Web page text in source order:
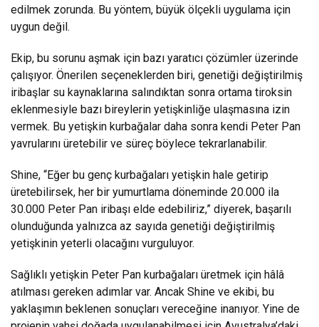
edilmek zorunda. Bu yöntem, büyük ölçekli uygulama için
uygun değil.
Ekip, bu sorunu aşmak için bazı yaratıcı çözümler üzerinde
çalışıyor. Önerilen seçeneklerden biri, genetiği değiştirilmiş
iribaşlar su kaynaklarına salındıktan sonra ortama tiroksin
eklenmesiyle bazı bireylerin yetişkinliğe ulaşmasına izin
vermek. Bu yetişkin kurbağalar daha sonra kendi Peter Pan
yavrularını üretebilir ve süreç böylece tekrarlanabilir.
Shine, “Eğer bu genç kurbağaları yetişkin hale getirip
üretebilirsek, her bir yumurtlama döneminde 20.000 ila
30.000 Peter Pan iribaşı elde edebiliriz,” diyerek, başarılı
olunduğunda yalnızca az sayıda genetiği değiştirilmiş
yetişkinin yeterli olacağını vurguluyor.
Sağlıklı yetişkin Peter Pan kurbağaları üretmek için hâlâ
atılması gereken adımlar var. Ancak Shine ve ekibi, bu
yaklaşımın beklenen sonuçları vereceğine inanıyor. Yine de